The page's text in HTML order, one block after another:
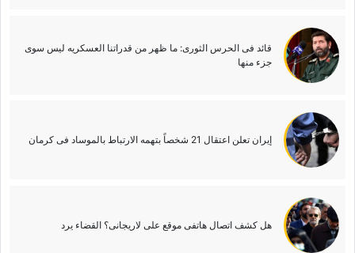
قائد فی الحرس الثوری: ما ظهر من قدراتنا العسکریه لیس سوى
جزء منها
إیران تعلن اعتقال 21 شخصاً بتهمه الارتباط بالموساد فی کرمان
هل کشف اتصال هاتفی موقع علی لاریجانی؟ القضاء یرد